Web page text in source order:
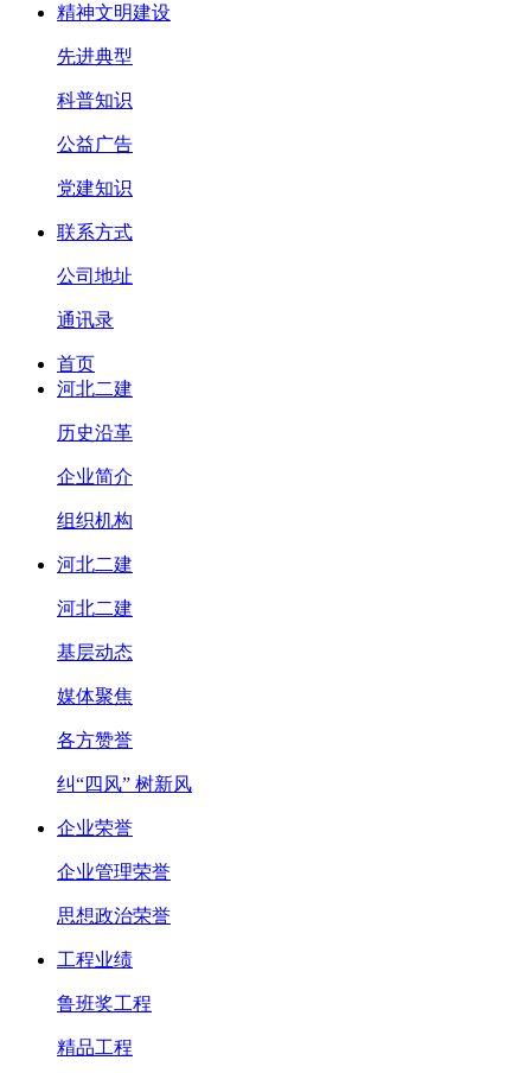
精神文明建设
先进典型
科普知识
公益广告
党建知识
联系方式
公司地址
通讯录
首页
河北二建
历史沿革
企业简介
组织机构
河北二建
河北二建
基层动态
媒体聚焦
各方赞誉
纠“四风” 树新风
企业荣誉
企业管理荣誉
思想政治荣誉
工程业绩
鲁班奖工程
精品工程